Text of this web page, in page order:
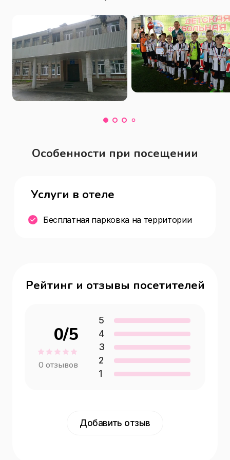
Особенности при посещении
Услуги в отеле
Бесплатная парковка на территории
Рейтинг и отзывы посетителей
0/5
0 отзывов
5
4
3
2
1
Добавить отзыв